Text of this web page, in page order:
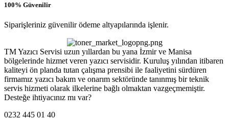
100% Güvenilir
Siparişleriniz güvenilir ödeme altyapılarında işlenir.
TM Yazıcı Servisi uzun yıllardan bu yana İzmir ve Manisa
bölgelerinde hizmet veren yazıcı servisidir. Kuruluş yılından itibaren
kaliteyi ön planda tutan çalışma prensibi ile faaliyetini sürdüren
firmamız yazıcı bakım ve onarım sektöründe tanınmış bir teknik
servis hizmeti olarak ilkelerine bağlı olmaktan vazgeçmemiştir.
Desteğe ihtiyacınız mı var?
0232 445 01 40